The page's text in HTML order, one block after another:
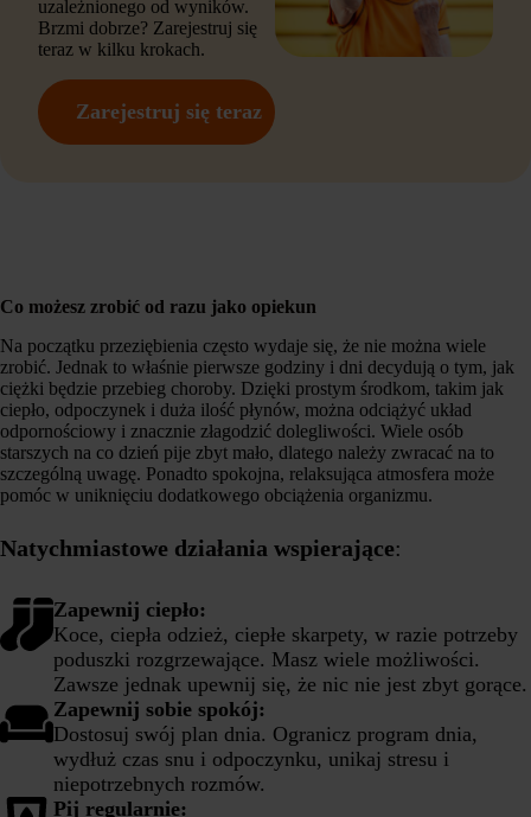
uzależnionego od wyników.
Brzmi dobrze? Zarejestruj się
teraz w kilku krokach.
Zarejestruj się teraz
Co możesz zrobić od razu jako opiekun
Na początku przeziębienia często wydaje się, że nie można wiele
zrobić. Jednak to właśnie pierwsze godziny i dni decydują o tym, jak
ciężki będzie przebieg choroby. Dzięki prostym środkom, takim jak
ciepło, odpoczynek i duża ilość płynów, można odciążyć układ
odpornościowy i znacznie złagodzić dolegliwości. Wiele osób
starszych na co dzień pije zbyt mało, dlatego należy zwracać na to
szczególną uwagę. Ponadto spokojna, relaksująca atmosfera może
pomóc w uniknięciu dodatkowego obciążenia organizmu.
Natychmiastowe działania wspierające:
Zapewnij ciepło:
Koce, ciepła odzież, ciepłe skarpety, w razie potrzeby
poduszki rozgrzewające. Masz wiele możliwości.
Zawsze jednak upewnij się, że nic nie jest zbyt gorące.
Zapewnij sobie spokój:
Dostosuj swój plan dnia. Ogranicz program dnia,
wydłuż czas snu i odpoczynku, unikaj stresu i
niepotrzebnych rozmów.
Pij regularnie: